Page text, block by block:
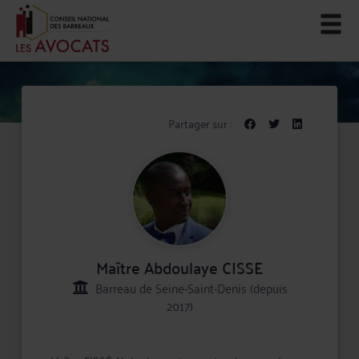
Partager sur :
Maître Abdoulaye CISSE
Barreau de Seine-Saint-Denis (depuis
2017)